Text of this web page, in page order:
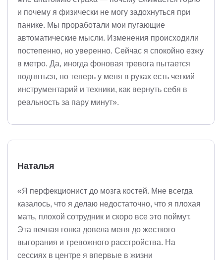
и почему я физически не могу задохнуться при
панике. Мы проработали мои пугающие
автоматические мысли. Изменения происходили
постепенно, но уверенно. Сейчас я спокойно езжу
в метро. Да, иногда фоновая тревога пытается
подняться, но теперь у меня в руках есть четкий
инструментарий и техники, как вернуть себя в
реальность за пару минут».
Наталья
«Я перфекционист до мозга костей. Мне всегда
казалось, что я делаю недостаточно, что я плохая
мать, плохой сотрудник и скоро все это поймут.
Эта вечная гонка довела меня до жесткого
выгорания и тревожного расстройства. На
сессиях в центре я впервые в жизни